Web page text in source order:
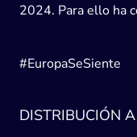
2024. Para ello ha
#EuropaSeSiente
DISTRIBUCIÓN